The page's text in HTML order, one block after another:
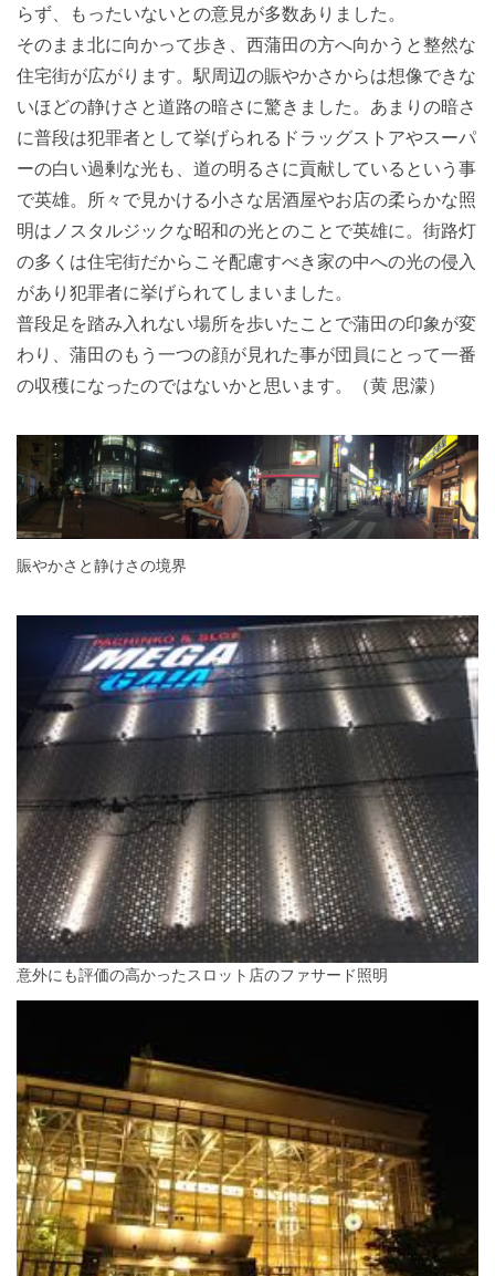
らず、もったいないとの意見が多数ありました。
そのまま北に向かって歩き、西蒲田の方へ向かうと整然な
住宅街が広がります。駅周辺の賑やかさからは想像できな
いほどの静けさと道路の暗さに驚きました。あまりの暗さ
に普段は犯罪者として挙げられるドラッグストアやスーパ
ーの白い過剰な光も、道の明るさに貢献しているという事
で英雄。所々で見かける小さな居酒屋やお店の柔らかな照
明はノスタルジックな昭和の光とのことで英雄に。街路灯
の多くは住宅街だからこそ配慮すべき家の中への光の侵入
があり犯罪者に挙げられてしまいました。
普段足を踏み入れない場所を歩いたことで蒲田の印象が変
わり、蒲田のもう一つの顔が見れた事が団員にとって一番
の収穫になったのではないかと思います。（黄 思濛）
賑やかさと静けさの境界
意外にも評価の高かったスロット店のファサード照明